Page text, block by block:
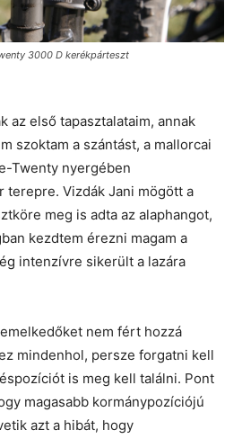
3000 D kerékpárteszt
az első tapasztalataim, annak
szoktam a szántást, a mallorcai
Twenty nyergében
terepre. Vizdák Jani mögött a
meg is adta az alaphangot,
kezdtem érezni magam a
intenzívre sikerült a lazára
nem fért hozzá
mindenhol, persze forgatni kell
is meg kell találni. Pont
magasabb kormánypozíciójú
azt a hibát, hogy